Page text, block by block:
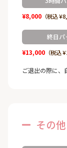
¥8,000（税込
終日パ
¥13,000（税込
ご退出の際に、
その他